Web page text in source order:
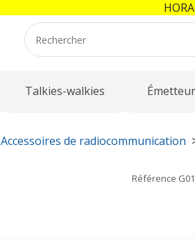
Talkies-walkies
Accessoires de radiocommunication
Référence